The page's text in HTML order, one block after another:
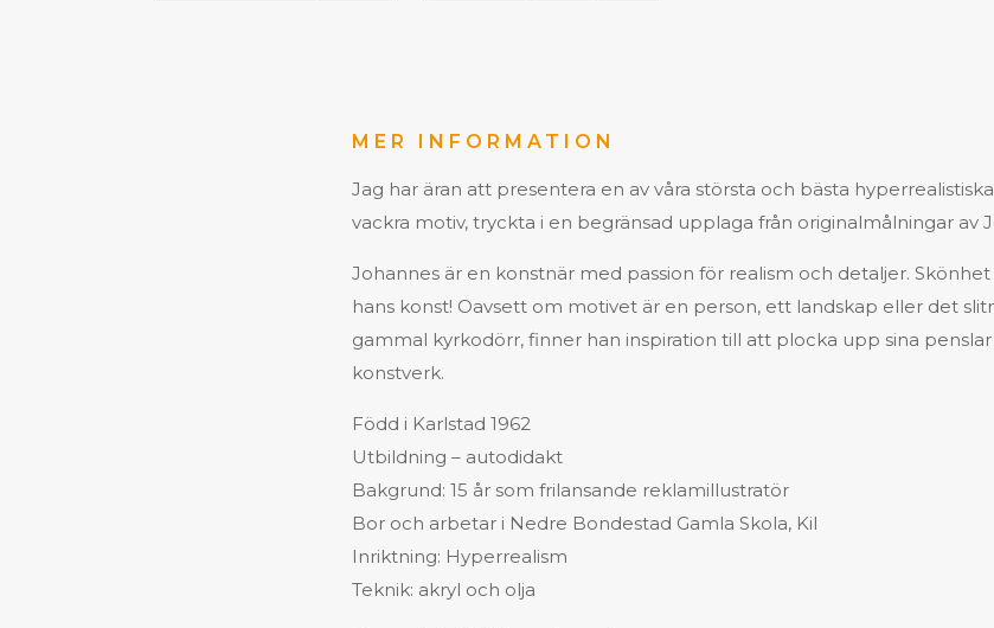
MER INFORMATION
Jag har äran att presentera en av våra största och bästa
vackra motiv, tryckta i en begränsad upplaga från originalmålningar av
Johannes är en konstnär med passion för realism och detaljer.
hans konst! Oavsett om motivet är en person, ett landskap eller det
gammal kyrkodörr, finner han inspiration till att plocka upp sina
konstverk.
Född i Karlstad 1962
Utbildning – autodidakt
Bakgrund: 15 år som frilansande reklamillustratör
Bor och arbetar i Nedre Bondestad Gamla Skola, Kil
Inriktning: Hyperrealism
Teknik: akryl och olja